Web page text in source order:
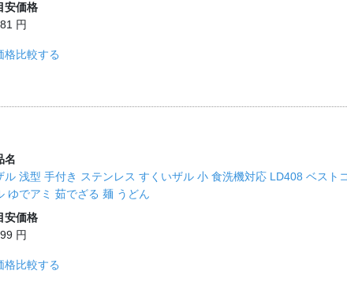
安価格
円
格比較する
名
ル 浅型 手付き ステンレス すくいザル 小 食洗機対応 LD408 ベスト
ゆでアミ 茹でざる 麺 うどん
安価格
円
格比較する